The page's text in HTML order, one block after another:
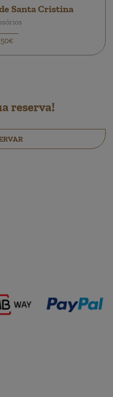
Santa Cristina
reserva!